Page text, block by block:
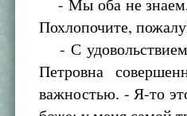
- Мы оба не знаем,
Похлопочите,
- С
Петровна
важностью. - Я-то